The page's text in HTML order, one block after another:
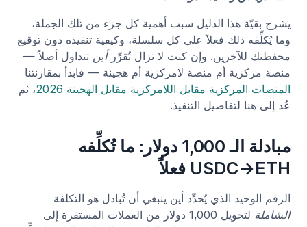
يشرح بقيّة هذا الدليل سبب أهمية كل جزء من تلك الجملة،
وما يُكلِّفه ذلك فعلاً على كل سلسلة، وكيفية تنفيذه دون توقيع
محفظتك للآخرين. وإن كنت لا تزال تُقرِّرأين تتداول أصلاً —
منصة مركزية أم منصة لامركزية أم هجينة — فابدأ بمقارنتنا
المنصات المركزية مقابل اللامركزية مقابل الهجينة 2026
، ثم
عُد إلى هنا لتفاصيل التنفيذ.
مبادلة الـ 1,000 دولار: ما تُكلِّفه
USDC→ETH فعلاً
الرقم الوحيد الذي يُحدِّد أين ينبغي أن تُبادل هو التكلفة
الشاملة
لتحويل 1,000 دولار من العملات المستقرة إلى